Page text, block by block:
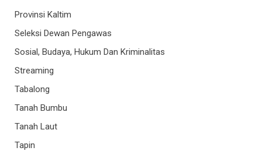
Provinsi Kaltim
Seleksi Dewan Pengawas
Sosial, Budaya, Hukum Dan Kriminalitas
Streaming
Tabalong
Tanah Bumbu
Tanah Laut
Tapin